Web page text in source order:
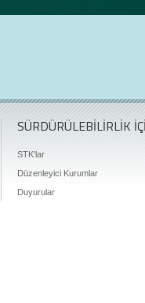
SÜRDÜRÜLEBİLİRLİK
STK'lar
Düzenleyici Kurumlar
Duyurular